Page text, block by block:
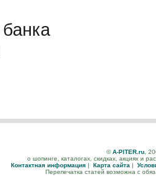
©A-PITER.ru,
о шопинге, каталогах, скидках, акциях и
Контактная информация | Карта сайта |
Перепечатка статей возможна с